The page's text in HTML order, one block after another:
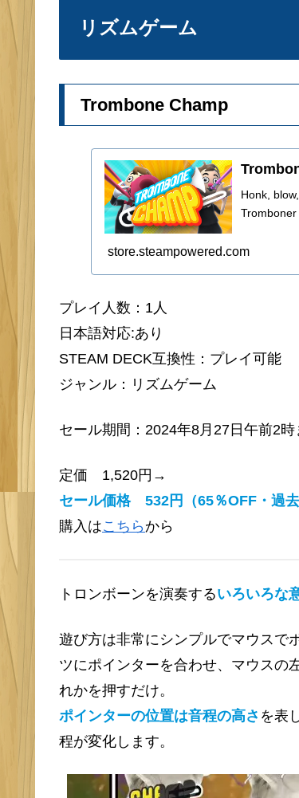
リズムゲーム
Trombone Champ
Honk,
store.steampowered.com
プレイ人数：1人
日本語対応:あり
STEAM DECK互換性：プレイ可能
ジャンル：リズムゲーム
セール期間：2024年8月27日午前2時
定価 1,520円→
セール価格 532円（65％OFF・過
購入はこちらから
トロンボーンを演奏するいろいろな
遊び方は非常にシンプルでマウスで
ツにポインターを合わせ、マウスの
れかを押すだけ。
ポインターの位置は音程の高さ を表
程が変化します。